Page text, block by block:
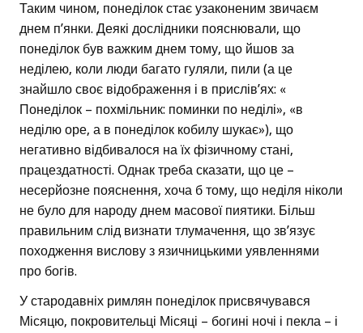
Таким чином, понеділок стає узаконеним звичаєм
днем п’янки. Деякі дослідники пояснювали, що
понеділок був важким днем тому, що йшов за
неділею, коли люди багато гуляли, пили (а це
знайшло своє відображення і в прислів’ях: «
Понеділок – похмільник: поминки по неділі», «в
неділю оре, а в понеділок кобилу шукає»), що
негативно відбивалося на їх фізичному стані,
працездатності. Однак треба сказати, що це –
несерйозне пояснення, хоча б тому, що неділя ніколи
не було для народу днем масової пиятики. Більш
правильним слід визнати тлумачення, що зв’язує
походження вислову з язичницькими уявленнями
про богів.
У стародавніх римлян понеділок присвячувався
Місяцю, покровительці Місяці – богині ночі і пекла – і